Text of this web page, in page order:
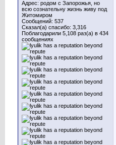
Адрес: родом с Запорожья, но
всю сознательну жизнь живу под
Житомиром
Сообщений: 537
Сказал(а) спасибо: 3,316
Поблагодарили 5,108 раз(а) в 434
сообщениях